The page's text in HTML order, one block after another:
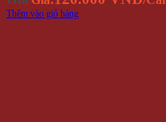
Thêm vào giỏ hàng